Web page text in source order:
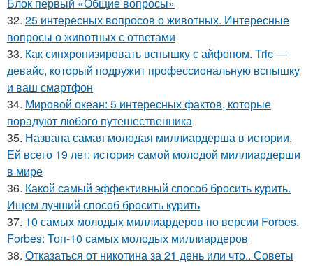
Блок первый «Общие вопросы»
32. 25 интересных вопросов о животных. Интересные
вопросы о животных с ответами
33. Как синхронизировать вспышку с айфоном. Tric —
девайс, который подружит профессиональную вспышку
и ваш смартфон
34. Мировой океан: 5 интересных фактов, которые
порадуют любого путешественника
35. Названа самая молодая миллиардерша в истории.
Ей всего 19 лет: история самой молодой миллиардерши
в мире
36. Какой самый эффективный способ бросить курить.
Ищем лучший способ бросить курить
37. 10 самых молодых миллиардеров по версии Forbes.
Forbes: Топ-10 самых молодых миллиардеров
38. Отказаться от никотина за 21 день или что.. Советы